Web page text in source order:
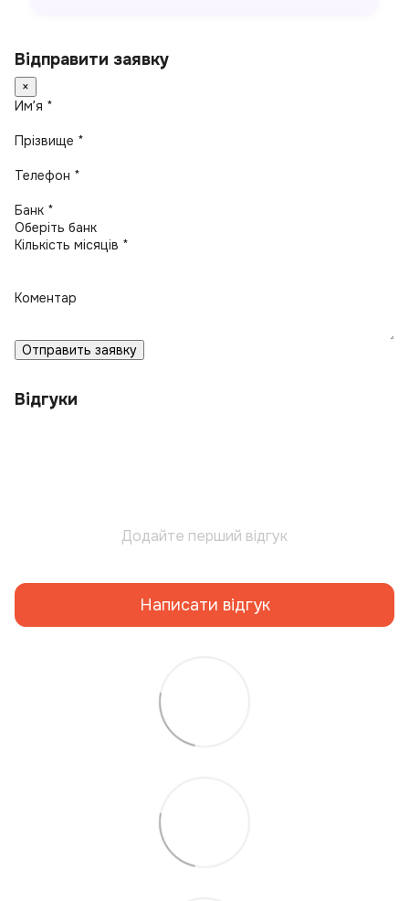
Відправити заявку
×
Имʼя *
Прізвище *
Телефон *
Банк *
Кількість місяців *
Коментар
Отправить заявку
Відгуки
Додайте перший відгук
Написати відгук